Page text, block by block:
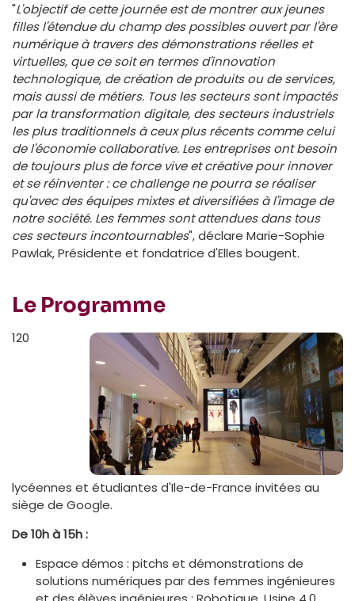
"L'objectif de cette journée est de montrer aux jeunes
filles l'étendue du champ des possibles ouvert par l'ère
numérique à travers des démonstrations réelles et
virtuelles, que ce soit en termes d'innovation
technologique, de création de produits ou de services,
mais aussi de métiers. Tous les secteurs sont impactés
par la transformation digitale, des secteurs industriels
les plus traditionnels à ceux plus récents comme celui
de l'économie collaborative. Les entreprises ont besoin
de toujours plus de force vive et créative pour innover
et se réinventer : ce challenge ne pourra se réaliser
qu'avec des équipes mixtes et diversifiées à l'image de
notre société. Les femmes sont attendues dans tous
ces secteurs incontournables", déclare Marie-Sophie
Pawlak, Présidente et fondatrice d'Elles bougent.
Le Programme
120
lycéennes et étudiantes d'Ile-de-France invitées au
siège de Google.
De 10h à 15h :
Espace démos : pitchs et démonstrations de
solutions numériques par des femmes ingénieures